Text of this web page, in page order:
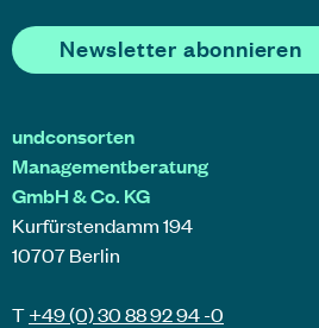
Newsletter abonnieren
undconsorten
Managementberatung
GmbH & Co. KG
Kurfürstendamm 194
10707 Berlin
T+49 (0) 30 88 92 94 -0